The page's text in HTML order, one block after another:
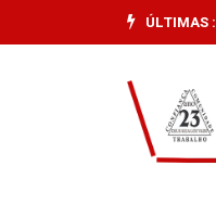
ÚLTIMAS :
“Pet